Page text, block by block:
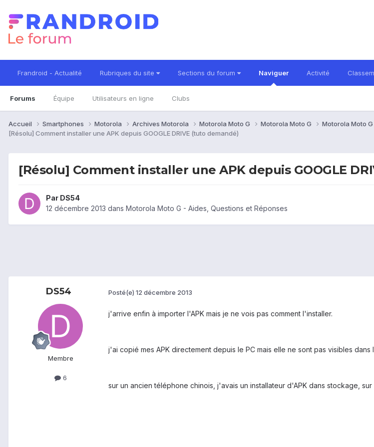
Frandroid - Actualité Rubriques du site Sections du forum Naviguer
Forums Équipe Utilisateurs en ligne Clubs
Activité
Accueil Smartphones Motorola Archives Motorola Motorola Moto G Motorola Moto G
Motorola Moto
[Résolu] Comment installer une APK depuis GOOGLE DRIVE (tuto demandé)
[Résolu] Comment installer une APK depuis GOOGLE
Par DS54
12 décembre 2013 dans Motorola Moto G - Aides, Questions et Réponses
DS54
Membre
6
Posté(e) 12 décembre 2013
j'arrive enfin à importer l'APK mais je ne vois pas comment l'installer.
j'ai copié mes APK directement depuis le PC mais elle ne sont pas visibles dans
sur un ancien téléphone chinois, j'avais un installateur d'APK dans stockage,